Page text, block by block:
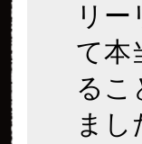
リ
て本
るこ
ま